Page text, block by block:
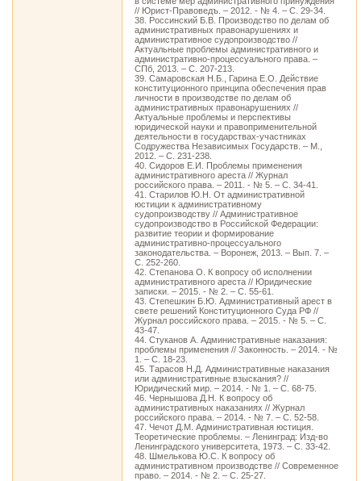
// Юрист-Правоведъ. – 2012. - № 4. – С. 29-34.
38. Россинский Б.В. Производство по делам об
административных правонарушениях и
административное судопроизводство //
Актуальные проблемы административного и
административно-процессуального права. –
СПб, 2013. – С. 207-213.
39. Самаровская Н.Б., Гарина Е.О. Действие
конституционного принципа обеспечения прав
личности в производстве по делам об
административных правонарушениях //
Актуальные проблемы и перспективы
юридической науки и правоприменительной
деятельности в государствах-участниках
Содружества Независимых Государств. – М.,
2012. – С. 231-238.
40. Сидоров Е.И. Проблемы применения
административного ареста // Журнал
российского права. – 2011. - № 5. – С. 34-41.
41. Старилов Ю.Н. От административной
юстиции к административному
судопроизводству // Административное
судопроизводство в Российской Федерации:
развитие теории и формирование
административно-процессуального
законодательства. – Воронеж, 2013. – Вып. 7. –
С. 252-260.
42. Степанова О. К вопросу об исполнении
административного ареста // Юридические
записки. – 2015. - № 2. – С. 55-61.
43. Степешкин Б.Ю. Административный арест в
свете решений Конституционного Суда РФ //
Журнал российского права. – 2015. - № 5. – С.
43-47.
44. Стуканов А. Административные наказания:
проблемы применения // Законность. – 2014. - №
1. – С. 18-23.
45. Тарасов Н.Д. Административные наказания
или административные взыскания? //
Юридический мир. – 2014. - № 1. – С. 68-75.
46. Чернышова Д.Н. К вопросу об
административных наказаниях // Журнал
российского права. – 2014. - № 7. – С. 52-58.
47. Чечот Д.М. Административная юстиция.
Теоретические проблемы. – Ленинград: Изд-во
Ленинградского университета, 1973. – С. 33-42.
48. Шмелькова Ю.С. К вопросу об
административном производстве // Современное
право. – 2014. - № 2. – С. 25-27.